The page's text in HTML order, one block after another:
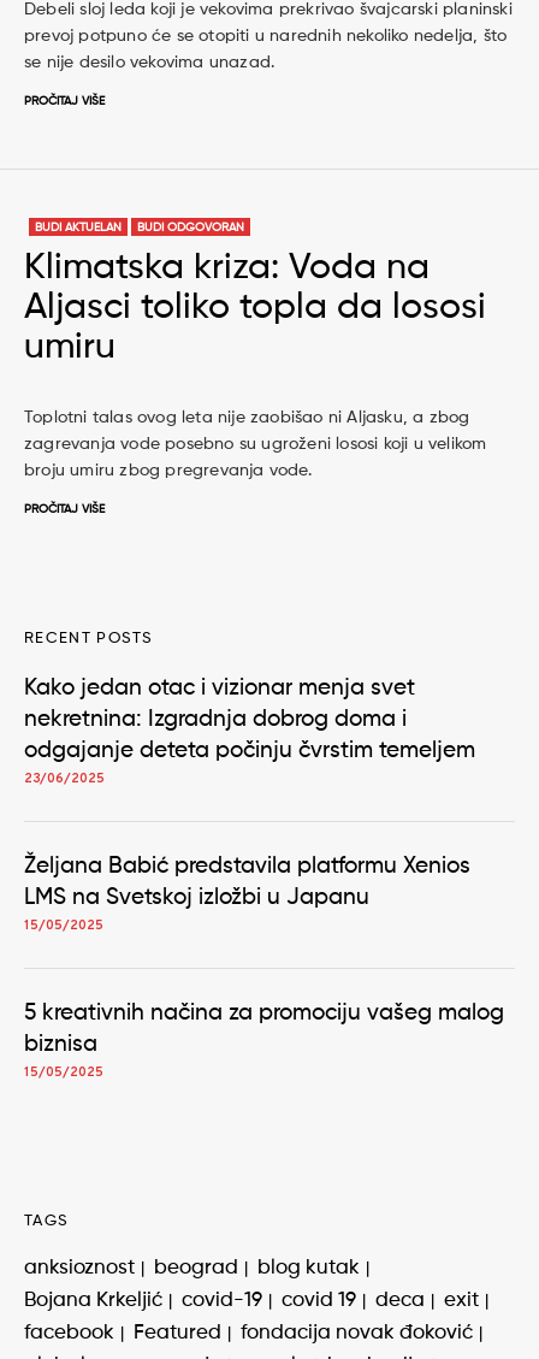
Debeli sloj leda koji je vekovima prekrivao švajcarski planinski
prevoj potpuno će se otopiti u narednih nekoliko nedelja, što
se nije desilo vekovima unazad.
PROČITAJ VIŠE
BUDI AKTUELAN BUDI ODGOVORAN
Klimatska kriza: Voda na
Aljasci toliko topla da lososi
umiru
Toplotni talas ovog leta nije zaobišao ni Aljasku, a zbog
zagrevanja vode posebno su ugroženi lososi koji u velikom
broju umiru zbog pregrevanja vode.
PROČITAJ VIŠE
RECENT POSTS
Kako jedan otac i vizionar menja svet
nekretnina: Izgradnja dobrog doma i
odgajanje deteta počinju čvrstim temeljem
23/06/2025
Željana Babić predstavila platformu Xenios
LMS na Svetskoj izložbi u Japanu
15/05/2025
5 kreativnih načina za promociju vašeg malog
biznisa
15/05/2025
TAGS
anksioznost beograd
blog kutak
Bojana Krkeljić
covid-19 covid 19 deca
exit
facebook
Featured
fondacija novak đoković